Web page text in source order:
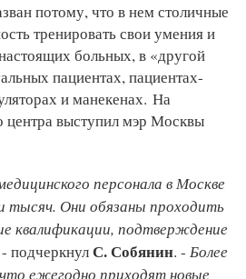
потому, что в нем столичные
тренировать свои умения и
больных, в «другой
пациентах, пациентах-
и манекенах. На
центра выступил мэр Москвы
персонала в Москве
тысяч. Они обязаны проходить
квалификации, подтверждение
подчеркнулС. Собянин. - Более
ежегодно приходят новые